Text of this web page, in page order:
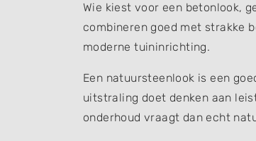
Wie kiest voor een betonlook,
combineren goed met strakke
moderne tuininrichting.
Een natuursteenlook is een
uitstraling doet denken aan
onderhoud vraagt dan echt